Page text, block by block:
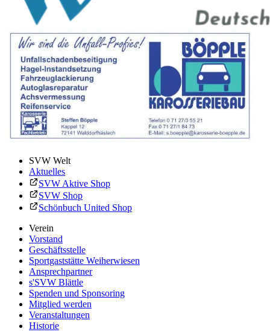
SVW Welt
Aktuelles
SVW Aktive Shop
SVW Shop
Schönbuch United Shop
Verein
Vorstand
Geschäftsstelle
Sportgaststätte Weiherwiesen
Ansprechpartner
s'SVW Blättle
Spenden und Sponsoring
Mitglied werden
Veranstaltungen
Historie